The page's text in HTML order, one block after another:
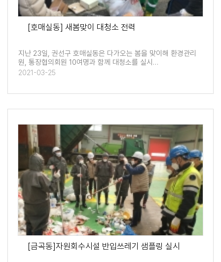
[호매실동] 새봄맞이 대청소 전력
지난 23일, 권선구 호매실동은 다가오는 봄을 맞이해 환경관리
원, 통장협의회원 10여명과 함께 대청소를 실시…
2021-03-25
[금곡동]자원회수시설 반입쓰레기 샘플링 실시